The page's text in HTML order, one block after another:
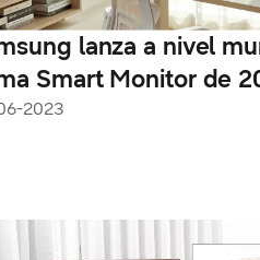
lanza a nivel
Smart Monitor de
2023